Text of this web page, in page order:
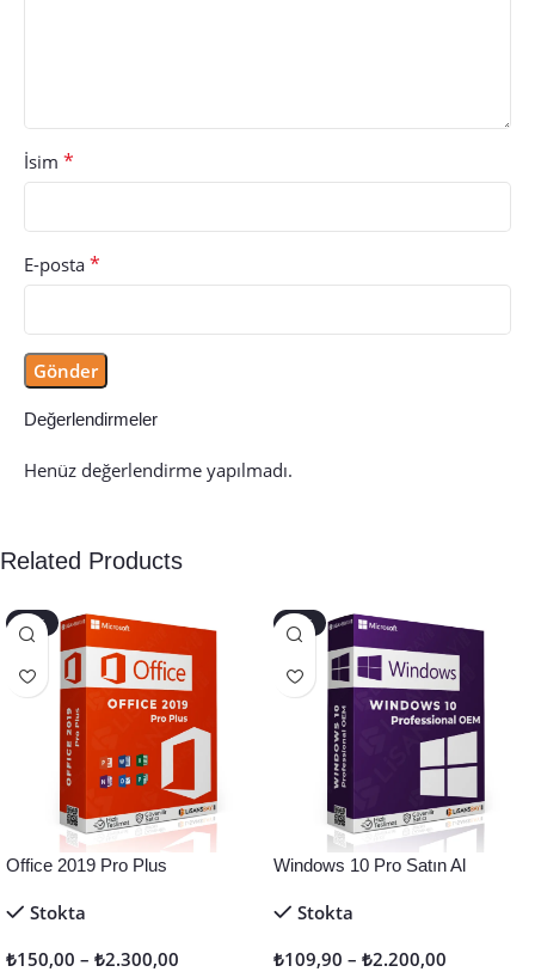
Değerlendirmeler
Henüz değerlendirme yapılmadı.
İsim *
E-posta *
Related Products
-40%
Office 2019 Pro Plus
Stokta
₺150,00 – ₺2.300,00
-45%
Windows 10 Pro Satın Al
Stokta
₺109,90 – ₺2.200,00